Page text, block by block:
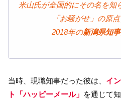
米山氏が全国的にその名を知
「お騒がせ」の原
2018年の新潟県知
当時、現職知事だった彼は、 イ
ト「ハッピーメール」 を通じて